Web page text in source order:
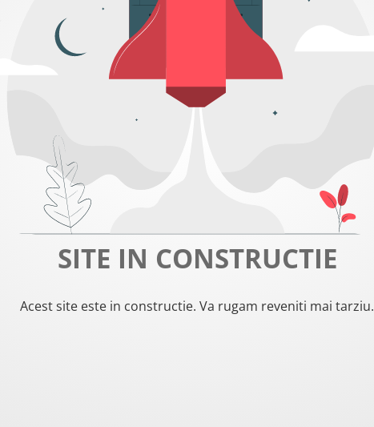
SITE IN CONSTRUCTIE
Acest site este in constructie. Va rugam reveniti mai tarziu.